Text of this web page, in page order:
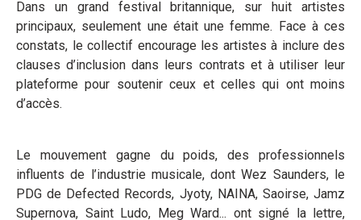
Dans un grand festival britannique, sur huit artistes
principaux, seulement une était une femme. Face à ces
constats, le collectif encourage les artistes à inclure des
clauses d’inclusion dans leurs contrats et à utiliser leur
plateforme pour soutenir ceux et celles qui ont moins
d’accès.
Le mouvement gagne du poids, des professionnels
influents de l’industrie musicale, dont Wez Saunders, le
PDG de Defected Records, Jyoty, NAINA, Saoirse, Jamz
Supernova, Saint Ludo, Meg Ward... ont signé la lettre,